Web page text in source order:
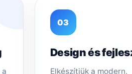
03
Design és
Elkészítjük a modern,